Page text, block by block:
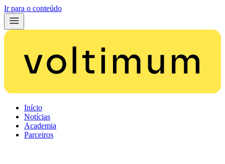
Ir para o conteúdo
Início
Notícias
Academia
Parceiros